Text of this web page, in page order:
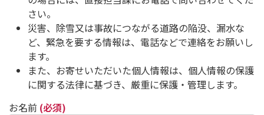
さい。
災害、除雪又は事故につながる道路の陥没、漏水な
ど、緊急を要する情報は、電話などで連絡をお願いし
ます。
また、お寄せいただいた個人情報は、個人情報の保護
に関する法律に基づき、厳重に保護・管理します。
お名前 (必須)